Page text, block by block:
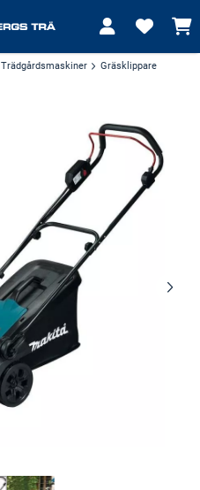
Trädgårdsmaskiner Gräsklippare